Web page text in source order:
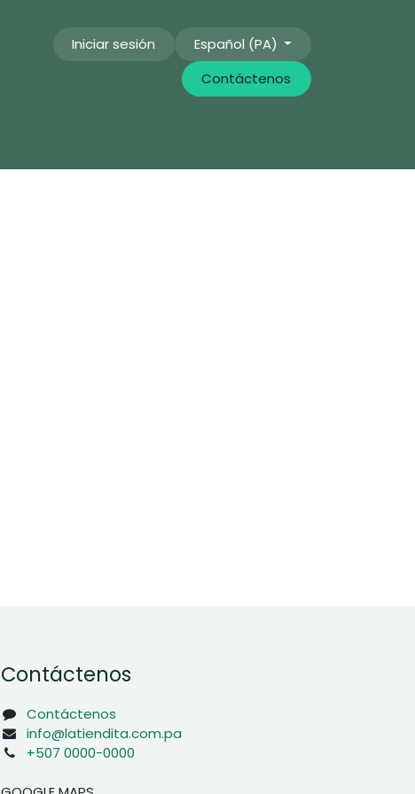
Iniciar sesión
Español (PA)
Contáctenos
Contáctenos
Contáctenos
info@latiendita.com.pa
+507 0000-0000